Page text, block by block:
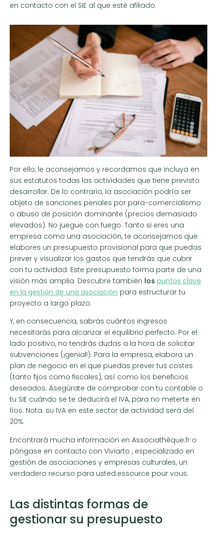
en contacto con el SIE al que esté afiliado.
Por ello, le aconsejamos y recordamos que incluya en
sus estatutos todas las actividades que tiene previsto
desarrollar. De lo contrario, la asociación podría ser
objeto de sanciones penales por para-comercialismo
o abuso de posición dominante (precios demasiado
elevados). No juegue con fuego. Tanto si eres una
empresa como una asociación, te aconsejamos que
elabores un presupuesto provisional para que puedas
prever y visualizar los gastos que tendrás que cubrir
con tu actividad. Este presupuesto forma parte de una
visión más amplia. Descubre también los puntos clave
en la gestión de una asociación para estructurar tu
proyecto a largo plazo.
Y, en consecuencia, sabrás cuántos ingresos
necesitarás para alcanzar el equilibrio perfecto. Por el
lado positivo, no tendrás dudas a la hora de solicitar
subvenciones (¡genial!). Para la empresa, elabora un
plan de negocio en el que puedas prever tus costes
(tanto fijos como fiscales), así como los beneficios
deseados. Asegúrate de comprobar con tu contable o
tu SIE cuándo se te deducirá el IVA, para no meterte en
líos. Nota: su IVA en este sector de actividad será del
20%.
Encontrará mucha información en Associathèque.fr o
póngase en contacto con Viviarto , especializado en
gestión de asociaciones y empresas culturales, un
verdadero recurso para usted.essource pour vous.
Las distintas formas de
gestionar su presupuesto